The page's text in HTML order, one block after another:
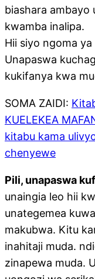
biashara ambayo
kwamba inalipa.
Hii siyo ngoma
Unapaswa
kukifanya kwa
SOMA ZAIDI:
KUELEKEA
kitabu kama
chenyewe
Pili, unapaswa
unaingia leo hii
unategemea
makubwa. Kitu
inahitaji muda.
zinapewa muda.